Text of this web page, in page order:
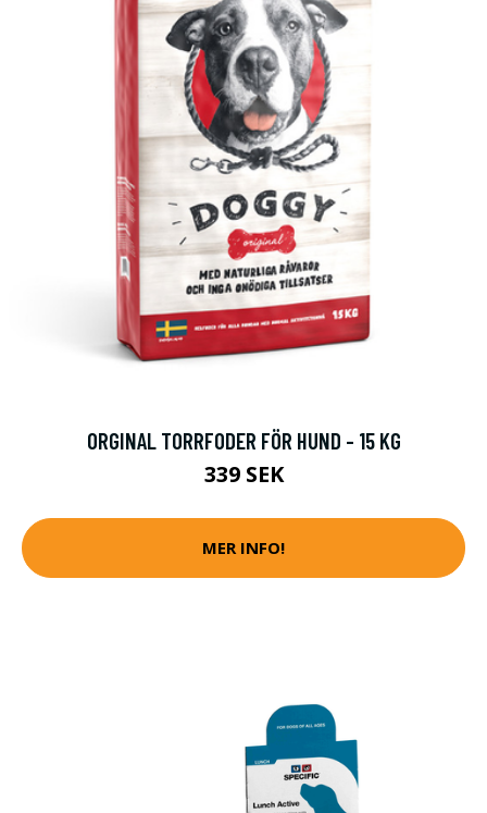
ORGINAL TORRFODER FÖR HUND - 15 KG
339 SEK
MER INFO!